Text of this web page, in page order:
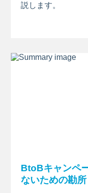
説します。
BtoBキャンペ
ないための勘所